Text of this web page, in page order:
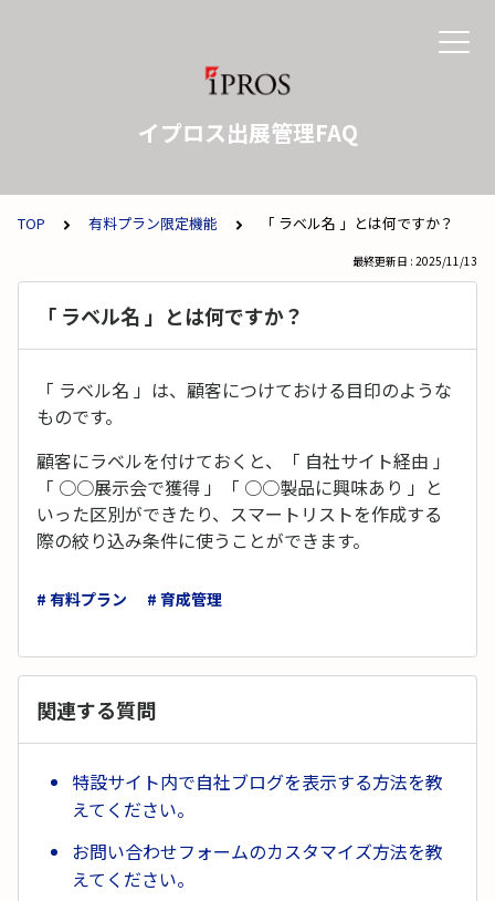
イプロス出展管理FAQ
TOP 有料プラン限定機能 「 ラベル名 」とは何ですか？
最終更新日 : 2025/11/13
「 ラベル名 」とは何ですか？
「 ラベル名 」は、顧客につけておける目印のような
ものです。
顧客にラベルを付けておくと、「 自社サイト経由 」
「 ○○展示会で獲得 」「 ○○製品に興味あり 」と
いった区別ができたり、スマートリストを作成する
際の絞り込み条件に使うことができます。
# 有料プラン # 育成管理
関連する質問
特設サイト内で自社ブログを表示する方法を教
えてください。
お問い合わせフォームのカスタマイズ方法を教
えてください。